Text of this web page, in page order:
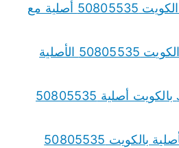
قطع غيار دومي Domi الكويت 50805535 أصلية مع
قطع غيار جيلي Geely الكويت 50805535 الأصلية
قطع غيار جيتور Jetour بالكويت أصلية 50805535
قطع غيار بايك BAIC الأصلية بالكويت 50805535